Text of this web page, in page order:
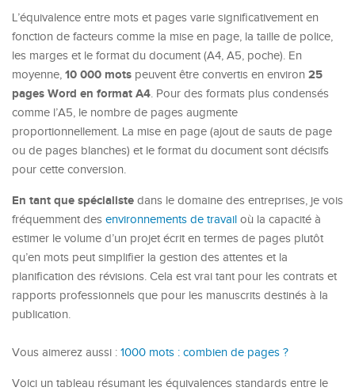
L’équivalence entre mots et pages varie significativement en
fonction de facteurs comme la mise en page, la taille de police,
les marges et le format du document (A4, A5, poche). En
moyenne, 10 000 mots peuvent être convertis en environ 25
pages Word en format A4. Pour des formats plus condensés
comme l’A5, le nombre de pages augmente
proportionnellement. La mise en page (ajout de sauts de page
ou de pages blanches) et le format du document sont décisifs
pour cette conversion.
En tant que spécialiste dans le domaine des entreprises, je vois
fréquemment des environnements de travail où la capacité à
estimer le volume d’un projet écrit en termes de pages plutôt
qu’en mots peut simplifier la gestion des attentes et la
planification des révisions. Cela est vrai tant pour les contrats et
rapports professionnels que pour les manuscrits destinés à la
publication.
Vous aimerez aussi : 1000 mots : combien de pages ?
Voici un tableau résumant les équivalences standards entre le